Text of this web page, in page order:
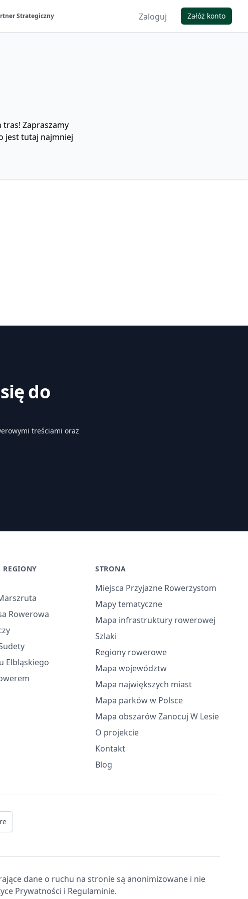
Strategiczny Zaloguj Załóż konto
tras! Zapraszamy
jest tutaj najmniej
do
treściami oraz
REGIONY
Rowerowa
Elbląskiego
STRONA
Miejsca Przyjazne Rowerzystom
Mapy tematyczne
Mapa infrastruktury rowerowej
Szlaki
Regiony rowerowe
Mapa województw
Mapa największych miast
Mapa parków w Polsce
Mapa obszarów Zanocuj W Lesie
O projekcie
Kontakt
Blog
dane o ruchu na stronie są anonimizowane i nie
Prywatności i Regulaminie.